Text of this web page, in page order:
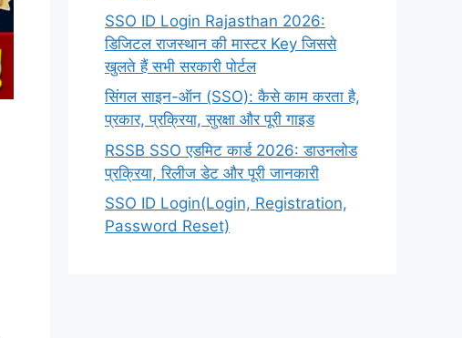
SSO ID Login Rajasthan 2026:
डिजिटल राजस्थान की मास्टर Key जिससे
खुलते हैं सभी सरकारी पोर्टल
सिंगल साइन-ऑन (SSO): कैसे काम करता है,
प्रकार, प्रक्रिया, सुरक्षा और पूरी गाइड
RSSB SSO एडमिट कार्ड 2026: डाउनलोड
प्रक्रिया, रिलीज डेट और पूरी जानकारी
SSO ID Login(Login, Registration,
Password Reset)